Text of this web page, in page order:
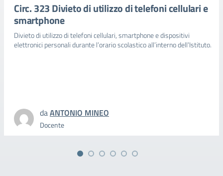
Circ. 323 Divieto di utilizzo di telefoni cellulari e
smartphone
Divieto di utilizzo di telefoni cellulari, smartphone e dispositivi
elettronici personali durante l’orario scolastico all’interno dell’Istituto.
daANTONIO MINEO
Docente